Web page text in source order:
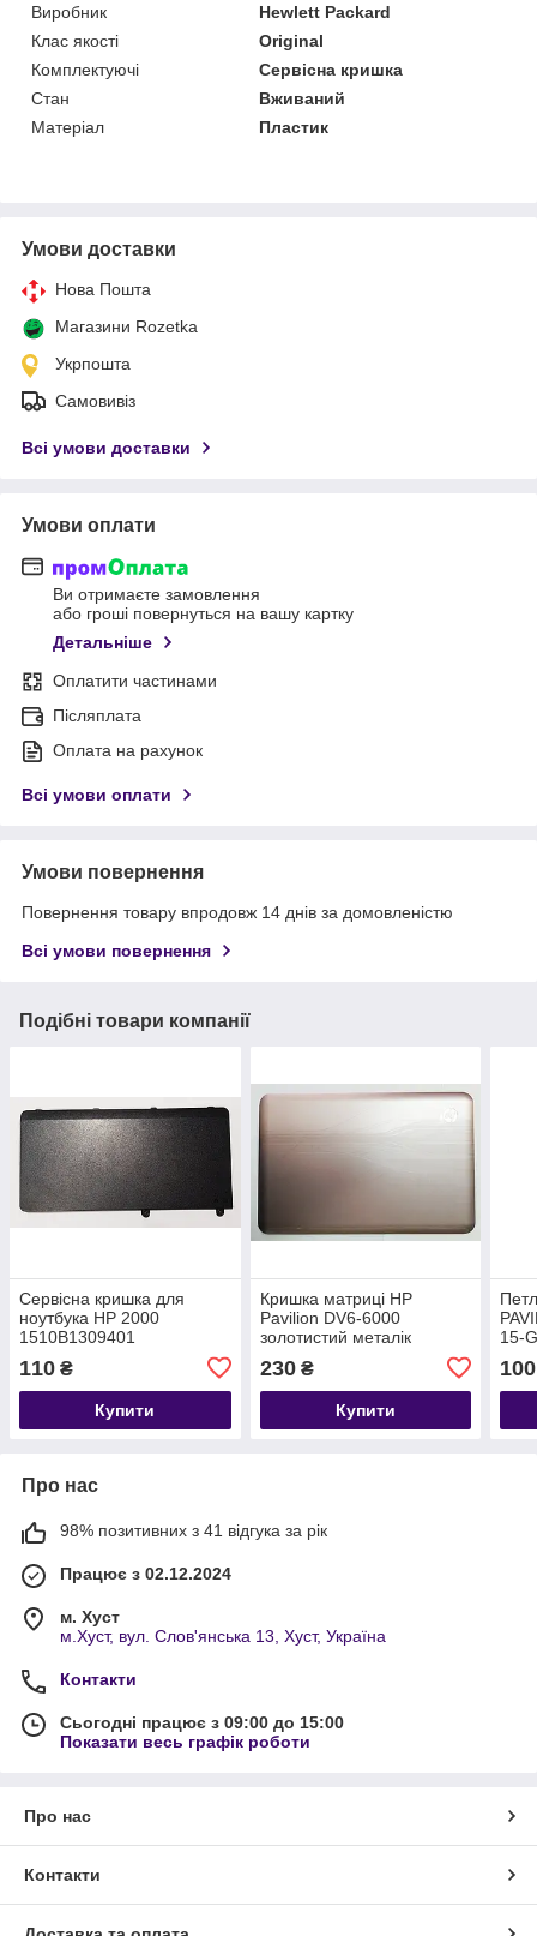
Виробник
Hewlett Packard
Клас якості
Original
Комплектуючі
Сервісна кришка
Стан
Вживаний
Матеріал
Пластик
Умови доставки
Нова Пошта
Магазини Rozetka
Укрпошта
Самовивіз
Всі умови доставки
Умови оплати
Ви отримаєте замовлення
або гроші повернуться на вашу картку
Детальніше
Оплатити частинами
Післяплата
Оплата на рахунок
Всі умови оплати
Умови повернення
Повернення товару впродовж 14 днів за домовленістю
Всі умови повернення
Подібні товари компанії
Сервісна кришка для
ноутбука HP 2000
1510B1309401
110 ₴
Купити
Кришка матриці HP
Pavilion DV6-6000
золотистий металік
230₴
Купити
15-
100
Про нас
98% позитивних з 41 відгука за рік
Працює з 02.12.2024
м. Хуст
м.Хуст, вул. Слов'янська 13, Хуст, Україна
Контакти
Сьогодні працює з 09:00 до 15:00
Показати весь графік роботи
Про нас
Контакти